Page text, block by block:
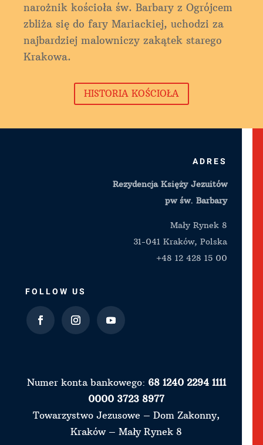
narożnik kościoła św. Barbary z Ogrójcem
zbliża się do fary Mariackiej, uchodzi za
najbardziej malowniczy zakątek starego
Krakowa.
HISTORIA KOŚCIOŁA
ADRES
Rezydencja Księży Jezuitów
pw św. Barbary
Mały Rynek 8
31-041 Kraków, Polska
+48 12 428 15 00
FOLLOW US
Numer konta bankowego: 68 1240 2294 1111
0000 3723 8977
Towarzystwo Jezusowe – Dom Zakonny,
Kraków – Mały Rynek 8